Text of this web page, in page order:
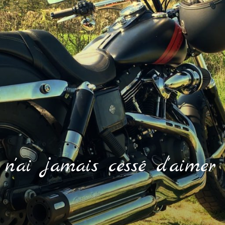
jamais cessé d'aimer